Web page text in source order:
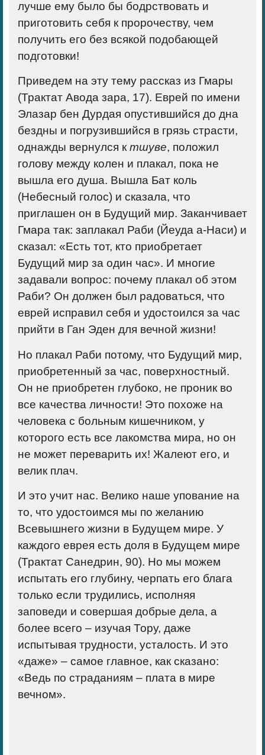
лучше ему было бы бодрствовать и
приготовить себя к пророчеству, чем
получить его без всякой подобающей
подготовки!
Приведем на эту тему рассказ из Гмары
(Трактат Авода зара, 17). Еврей по имени
Элазар бен Дурдая опустившийся до дна
бездны и погрузившийся в грязь страсти,
однажды вернулся к тшуве, положил
голову между колен и плакал, пока не
вышла его душа. Вышла Бат коль
(Небесный голос) и сказала, что
приглашен он в Будущий мир. Заканчивает
Гмара так: заплакал Раби (Йеуда а-Наси) и
сказал: «Есть тот, кто приобретает
Будущий мир за один час». И многие
задавали вопрос: почему плакал об этом
Раби? Он должен был радоваться, что
еврей исправил себя и удостоился за час
прийти в Ган Эден для вечной жизни!
Но плакал Раби потому, что Будущий мир,
приобретенный за час, поверхностный.
Он не приобретен глубоко, не проник во
все качества личности! Это похоже на
человека с больным кишечником, у
которого есть все лакомства мира, но он
не может переварить их! Жалеют его, и
велик плач.
И это учит нас. Велико наше упование на
то, что удостоимся мы по желанию
Всевышнего жизни в Будущем мире. У
каждого еврея есть доля в Будущем мире
(Трактат Санедрин, 90). Но мы можем
испытать его глубину, черпать его блага
только если трудились, исполняя
заповеди и совершая добрые дела, а
более всего – изучая Тору, даже
испытывая трудности, усталость. И это
«даже» – самое главное, как сказано:
«Ведь по страданиям – плата в мире
вечном».